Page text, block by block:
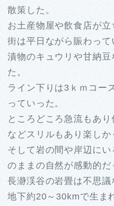
散策した。
お土産物屋や飲食店が
街は平日ながら賑わって
漬物のキュウリや甘納
た。
ライン下りは3ｋｍコー
っていった。
ところどころ急流もあ
などスリルもあり楽しか
そして岩の間や岸辺に
のままの自然が感動的だ
長瀞渓谷の岩畳は不思議
地下約20～30kmで生ま